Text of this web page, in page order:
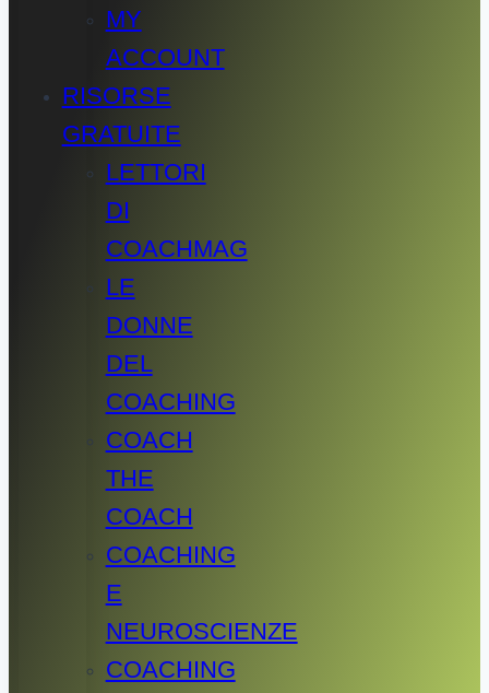
MY
ACCOUNT
RISORSE
GRATUITE
LETTORI
DI
COACHMAG
LE
DONNE
DEL
COACHING
COACH
THE
COACH
COACHING
E
NEUROSCIENZE
COACHING